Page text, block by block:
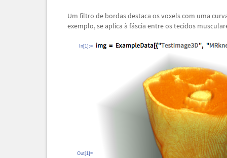
Um filtro de bordas destaca os voxels com uma
exemplo, se aplica à fáscia entre os tecidos
In[1]:=
Out[1]=